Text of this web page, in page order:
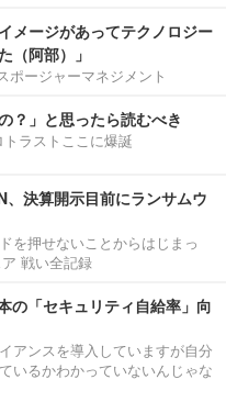
メージがあってテクノロジー
（阿部）」
ポージャーマネジメント
？」と思ったら読むべき
トラストここに爆誕
決算開示目前にランサムウ
を押せないことからはじまっ
戦い全記録
の「セキュリティ自給率」向
アンスを導入していますが自分
いるかわかっていないんじゃな